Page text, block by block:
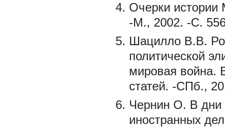
Очерки истории
-М., 2002. -С.
Шацилло В.В.
политической
мировая война.
статей. -СПб.,
Чернин О. В
иностранных